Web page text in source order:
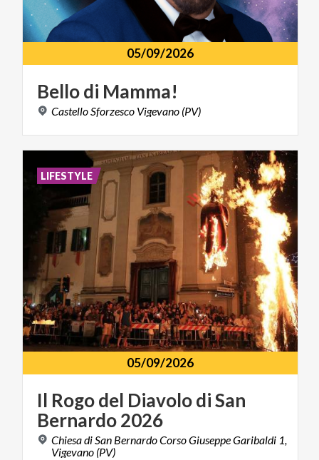
05/09/2026
Bellodi Mamma!
Castello Sforzesco Vigevano (PV)
05/09/2026
Il Rogodel DiavolodiSan
Bernardo2026
Chiesa di San Bernardo Corso Giuseppe Garibaldi 1,
Vigevano (PV)
LIFESTYLE